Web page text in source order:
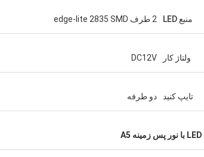
کنیم.
منبع LED 2 طرف edge-lite 2835 SMD
ولتاژ کار DC12V
تایپ کنید دو طرفه